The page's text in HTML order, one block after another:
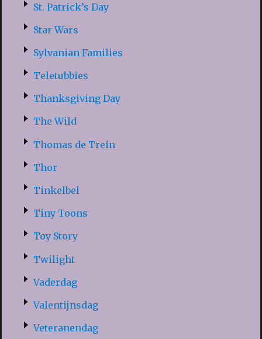
St. Patrick’s Day
Star Wars
Sylvanian Families
Teletubbies
Thanksgiving Day
The Wild
Thomas de Trein
Thor
Tinkelbel
Tiny Toons
Toy Story
Twilight
Vaderdag
Valentijnsdag
Veteranendag